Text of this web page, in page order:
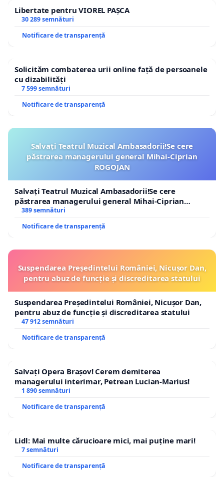
Libertate pentru VIOREL PAȘCA
30 289 semnături
Notificare de transparență
Solicităm combaterea urii online față de persoanele
cu dizabilități
7 599 semnături
Notificare de transparență
Salvați Teatrul Muzical Ambasadorii!Se cere
păstrarea managerului general Mihai-Ciprian
ROGOJAN
Salvați Teatrul Muzical Ambasadorii!Se cere
păstrarea managerului general Mihai-Ciprian
ROGOJAN
389 semnături
Notificare de transparență
Suspendarea Președintelui României, Nicușor Dan,
pentru abuz de funcție și discreditarea statului
Suspendarea Președintelui României, Nicușor Dan,
pentru abuz de funcție și discreditarea statului
47 912 semnături
Notificare de transparență
Salvați Opera Brașov! Cerem demiterea
managerului interimar, Petrean Lucian-Marius!
1 890 semnături
Notificare de transparență
Lidl: Mai multe cărucioare mici, mai puține mari!
7 semnături
Notificare de transparență